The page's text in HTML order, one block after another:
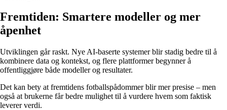
Fremtiden: Smartere modeller og mer
åpenhet
Utviklingen går raskt. Nye AI-baserte systemer blir stadig bedre til å
kombinere data og kontekst, og flere plattformer begynner å
offentliggjøre både modeller og resultater.
Det kan bety at fremtidens fotballspådommer blir mer presise – men
også at brukerne får bedre mulighet til å vurdere hvem som faktisk
leverer verdi.